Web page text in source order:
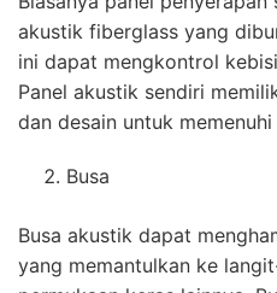
akustik fiberglass yang
ini dapat mengkontrol
Panel akustik sendiri
dan desain untuk
Busa
Busa akustik dapat
yang memantulkan ke